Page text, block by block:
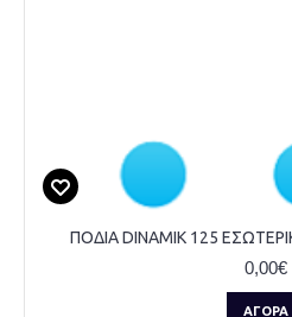
ΠΟΔΙΑ DINAMIK 125
0,00€
ΑΓΟΡΆ